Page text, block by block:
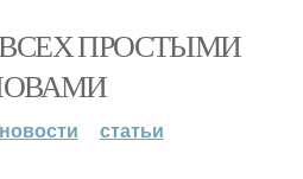
ПРОСТЫМИ
новости статьи